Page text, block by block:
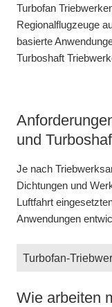
Turbofan
Regionalflugzeuge
basierte
Turboshaft
und
Je nach
Dichtungen und
Luftfahrt
Anwendungen
Wie arbeiten
Wie arbeitet
Wie arbeitet